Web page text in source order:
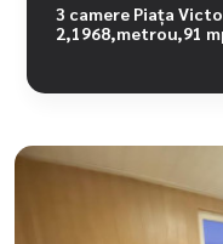
3 camere Piața
2,1968,metrou,91